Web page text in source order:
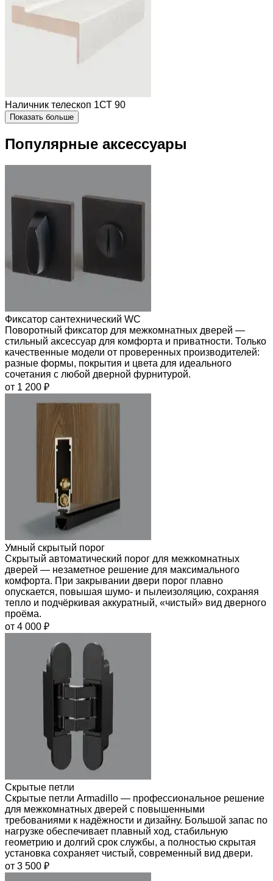
Наличник телескоп 1СТ 90
Показать больше
Популярные аксессуары
Фиксатор сантехнический WC
Поворотный фиксатор для межкомнатных дверей —
стильный аксессуар для комфорта и приватности. Только
качественные модели от проверенных производителей:
разные формы, покрытия и цвета для идеального
сочетания с любой дверной фурнитурой.
от 1 200 ₽
Умный скрытый порог
Скрытый автоматический порог для межкомнатных
дверей — незаметное решение для максимального
комфорта. При закрывании двери порог плавно
опускается, повышая шумо- и пылеизоляцию, сохраняя
тепло и подчёркивая аккуратный, «чистый» вид дверного
проёма.
от 4 000 ₽
Скрытые петли
Скрытые петли Armadillo — профессиональное решение
для межкомнатных дверей с повышенными
требованиями к надёжности и дизайну. Большой запас по
нагрузке обеспечивает плавный ход, стабильную
геометрию и долгий срок службы, а полностью скрытая
установка сохраняет чистый, современный вид двери.
от 3 500 ₽